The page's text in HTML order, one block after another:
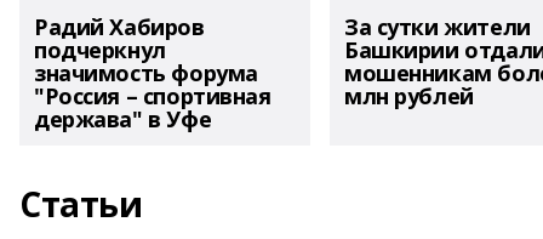
Радий Хабиров
подчеркнул
значимость форума
"Россия – спортивная
держава" в Уфе
За сутки жители
Башкирии
мошенникам
млн рублей
Статьи